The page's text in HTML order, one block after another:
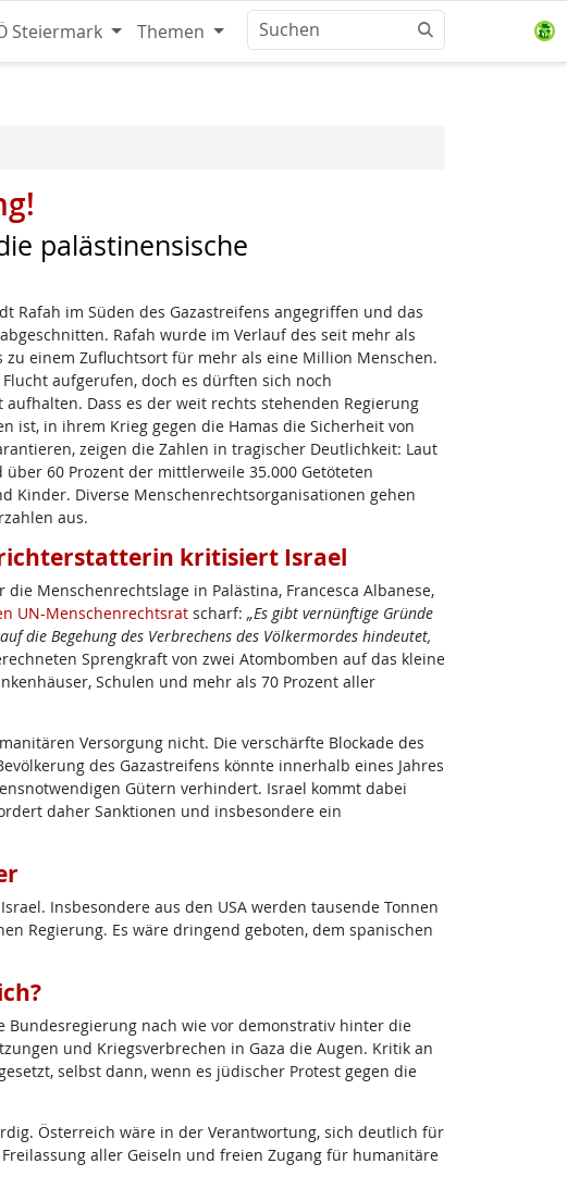
Steiermark Themen
palästinensische
Rafah im Süden des Gazastreifens angegriffen und das
Rafah wurde im Verlauf des seit mehr als
zu einem Zufluchtsort für mehr als eine Million Menschen.
aufgerufen, doch es dürften sich noch
Dass es der weit rechts stehenden Regierung
ist, in ihrem Krieg gegen die Hamas die Sicherheit von
zeigen die Zahlen in tragischer Deutlichkeit: Laut
60 Prozent der mittlerweile 35.000 Getöteten
Kinder. Diverse Menschenrechtsorganisationen gehen
aus.
kritisiert Israel
Menschenrechtslage in Palästina, Francesca Albanese,
UN-Menschenrechtsratscharf: „Es gibt vernünftige Gründe
die Begehung des Verbrechens des Völkermordes hindeutet,
Sprengkraft von zwei Atombomben auf das kleine
Schulen und mehr als 70 Prozent aller
Versorgung nicht. Die verschärfte Blockade des
des Gazastreifens könnte innerhalb eines Jahres
Gütern verhindert. Israel kommt dabei
daher Sanktionen und insbesondere ein
Insbesondere aus den USA werden tausende Tonnen
Regierung. Es wäre dringend geboten, dem spanischen
nach wie vor demonstrativ hinter die
und Kriegsverbrechen in Gaza die Augen. Kritik an
selbst dann, wenn es jüdischer Protest gegen die
Österreich wäre in der Verantwortung, sich deutlich für
aller Geiseln und freien Zugang für humanitäre